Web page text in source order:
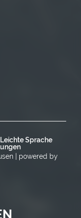
Leichte Sprache
| powered by